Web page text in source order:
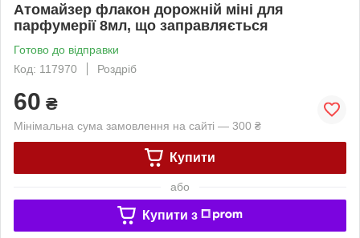
Атомайзер флакон дорожній міні для
парфумерії 8мл, що заправляється
Готово до відправки
Код: 117970
Роздріб
60 ₴
Мінімальна сума замовлення на сайті — 300 ₴
Купити
або
Купити з